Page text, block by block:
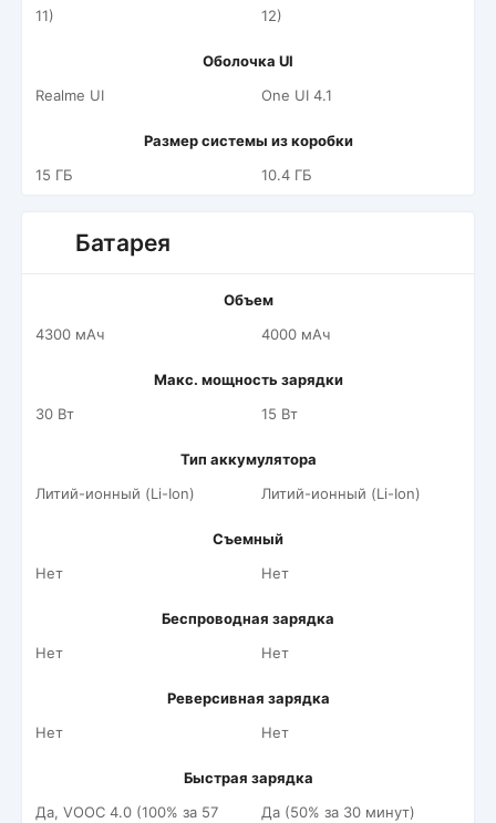
11)
12)
Оболочка UI
Realme UI
One UI 4.1
Размер системы из коробки
15 ГБ
10.4 ГБ
Батарея
Объем
4300 мАч
4000 мАч
Макс. мощность зарядки
30 Вт
15 Вт
Тип аккумулятора
Литий-ионный (Li-Ion)
Литий-ионный (Li-Ion)
Съемный
Нет
Нет
Беспроводная зарядка
Нет
Нет
Реверсивная зарядка
Нет
Нет
Быстрая зарядка
Да, VOOC 4.0 (100% за 57
Да (50% за 30 минут)